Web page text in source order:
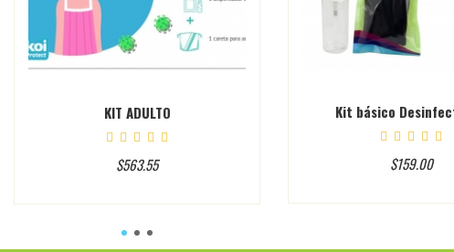
KIT ADULTO
$563.55
Kit básico
$159.00